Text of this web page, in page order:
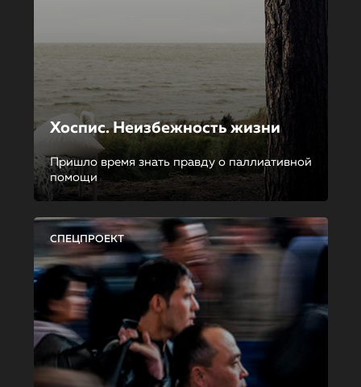
Хоспис. Неизбежность жизни
Пришло время знать правду о паллиативной
помощи
СПЕЦПРОЕКТ